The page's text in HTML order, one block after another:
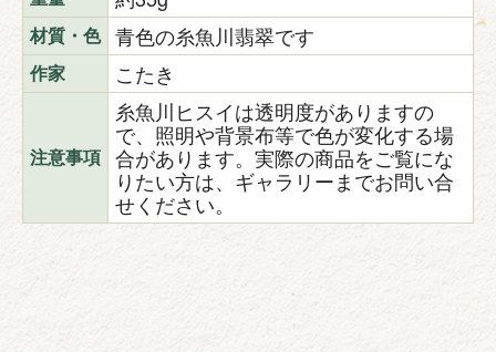
材質・色 青色の糸魚川翡翠です
作家 こたき
注意事項
糸魚川ヒスイは透明度がありますの
で、照明や背景布等で色が変化する場
合があります。実際の商品をご覧にな
りたい方は、ギャラリーまでお問い合
せください。